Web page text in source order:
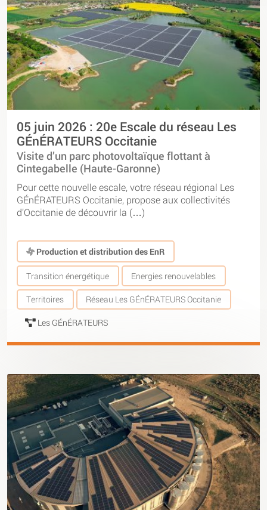
05 juin 2026 : 20e Escale du réseau Les
GÉnÉRATEURS Occitanie
Visite d’un parc photovoltaïque flottant à
Cintegabelle (Haute-Garonne)
Pour cette nouvelle escale, votre réseau régional Les
GÉnÉRATEURS Occitanie, propose aux collectivités
d’Occitanie de découvrir la (…)
Production et distribution des EnR
Transition énergétique Energies renouvelables
Territoires Réseau Les GÉnÉRATEURS Occitanie
Les GÉnÉRATEURS